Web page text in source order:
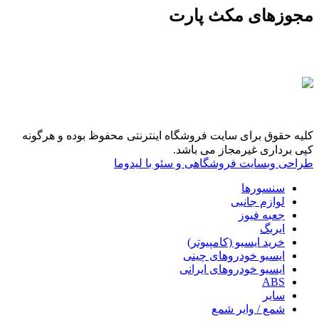
مجوزهای مکث پارت
کلیه حقوق برای سایت فروشگاه اینترنتی محفوظ بوده و هرگونه
کپی برداری غیرمجاز می باشد.
طراحی وبسایت فروشگاهی و سئو با لیدوما
سنسورها
لوازم جانبی
جعبه فیوز
ایربگ
خرید ایسیو (کامپیوتر)
ایسیو خودروهای چینی
ایسیو خودروهای ایرانی
ABS
سایر
شمع / وایر شمع